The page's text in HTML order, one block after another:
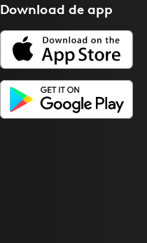
Download deapp